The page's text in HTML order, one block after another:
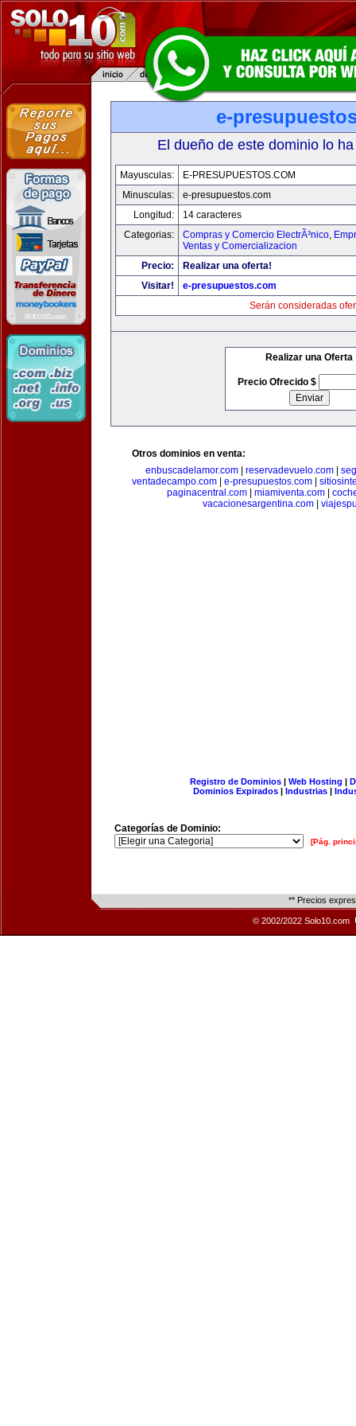
e-
El dueño de este dominio lo
Mayusculas:
E-PRESUPUESTOS.COM
Minusculas:
e-presupuestos.com
Longitud:
14 caracteres
Categorias:
Compras y Comercio ElectrÃ³nico,
Ventas y Comercializacion
Precio:
Realizar una oferta!
Visitar!
e-presupuestos.com
Serán consideradas
Realizar una Oferta
Precio Ofrecido $
Otros dominios en venta:
enbuscadelamor.com
reservadevuelo.com
ventadecampo.com
e-presupuestos.com
paginacentral.com| miamiventa.com|
vacacionesargentina.com
Registro de Dominios| Web Hosting |
Dominios Expirados | Industrias |
Categorías de Dominio:
[Pág.
** Precios
© 2002/2022 Solo10.com